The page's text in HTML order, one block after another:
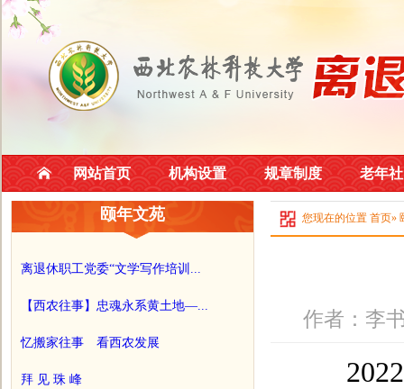
网站首页 机构设置 规章制度 老年
颐年文苑
离退休职工党委“文学写作培训...
【西农往事】忠魂永系黄土地—...
忆搬家往事 看西农发展
拜 见 珠 峰
您现在的位置 首页»
作者：李
2022